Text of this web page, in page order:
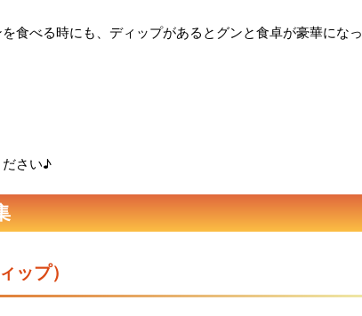
食べる時にも、ディップがあるとグンと食卓が豪華になっ
ださい♪
ップ）